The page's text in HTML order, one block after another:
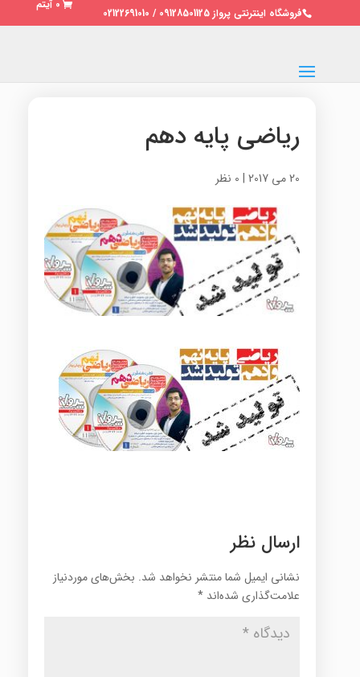
فروشگاه اینترنتی پرواز 09128501125 / 02122691010
0 آیتم
ریاضی پایه دهم
20 می 2017 | 0 نظر
ارسال نظر
نشانی ایمیل شما منتشر نخواهد شد. بخش‌های موردنیاز
علامت‌گذاری شده‌اند *